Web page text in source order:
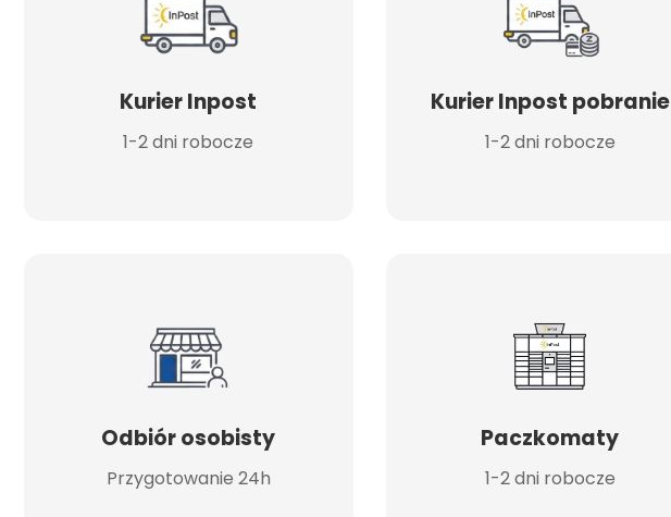
Kurier Inpost
1-2 dni robocze
Kurier Inpost pobranie
1-2 dni robocze
Odbiór osobisty
Przygotowanie 24h
Paczkomaty
1-2 dni robocze